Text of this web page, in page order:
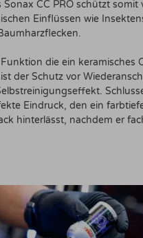
Sonax CC PRO schützt somit
Einflüssen wie
die ein keramisches
der Schutz vor
Eindruck, den ein
hinterlässt, nachdem er